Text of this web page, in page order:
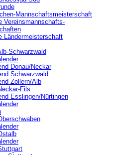
Mannschaftsmeisterschaft
Vereinsmannschafts-
Ländermeisterschaft
Schwarzwald
Donau/Neckar
Schwarzwald
Zollern/Alb
Fils
‎Esslingen/Nürtingen